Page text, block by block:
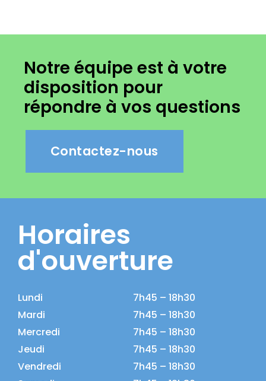
Notre équipe est à votre
disposition pour
répondre à vos questions
Contactez-nous
Horaires
d'ouverture
Lundi
Mardi
Mercredi
Jeudi
Vendredi
7h45 – 18h30
7h45 – 18h30
7h45 – 18h30
7h45 – 18h30
7h45 – 18h30